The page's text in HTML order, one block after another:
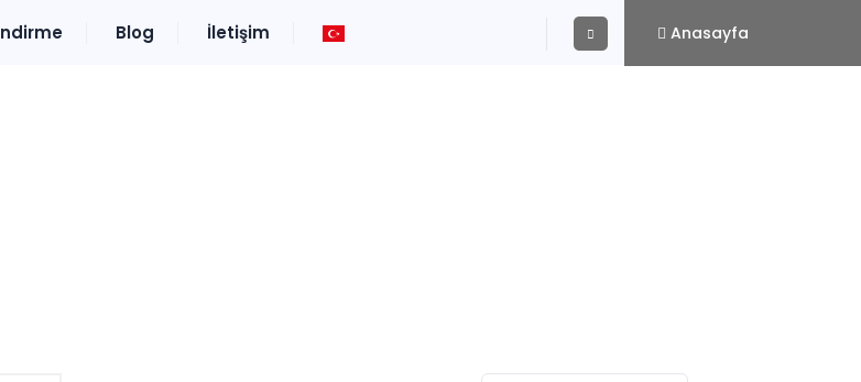
Anasayfa
Blog İletişim